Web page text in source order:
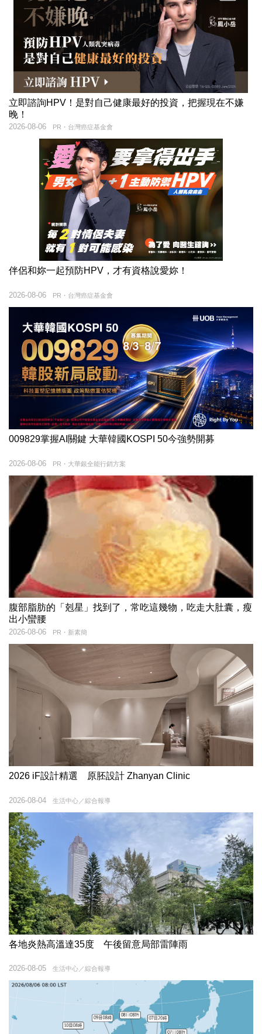
立即諮詢HPV！是對自己健康最好的投資，把握現在不嫌
晚！
PR・台灣癌症基金會
2026-08-06
伴侶和妳一起預防HPV，才有資格說愛妳！
PR・台灣癌症基金會
2026-08-06
009829掌握AI關鍵 大華韓國KOSPI 50今強勢開募
PR・大華銀全能行銷方案
2026-08-06
腹部脂肪的「剋星」找到了，常吃這幾物，吃走大肚囊，瘦
出小蠻腰
PR・新素簡
2026-08-06
2026 iF設計精選 原胚設計 Zhanyan Clinic
生活中心／綜合報導
2026-08-04
各地炎熱高溫達35度 午後留意局部雷陣雨
生活中心／綜合報導
2026-08-05